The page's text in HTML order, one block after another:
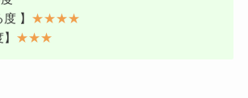
】 ★★★★
★★★